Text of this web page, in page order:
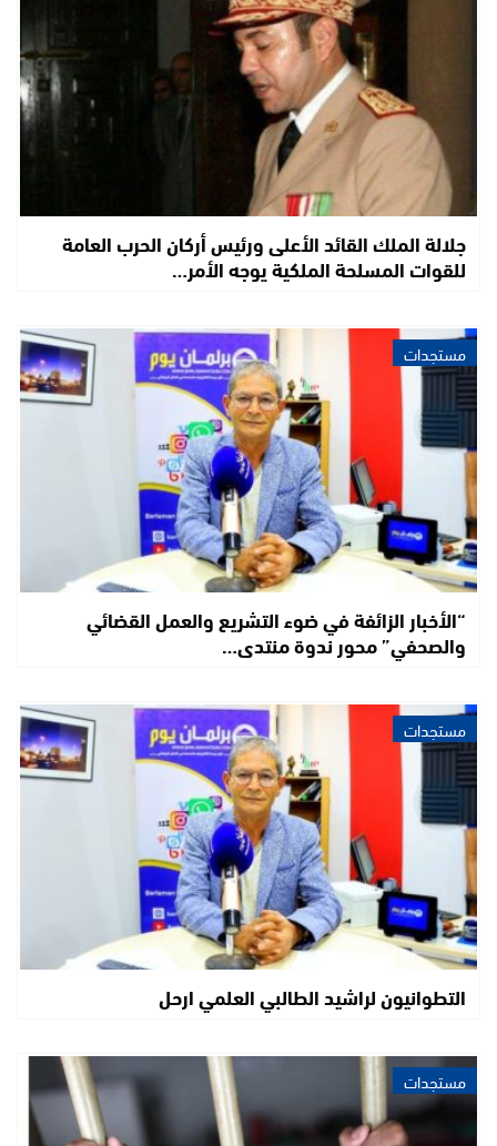
جلالة الملك القائد الأعلى ورئيس أركان الحرب العامة
للقوات المسلحة الملكية يوجه الأمر…
مستجدات
“الأخبار الزائفة في ضوء التشريع والعمل القضائي
والصحفي” محور ندوة منتدى…
مستجدات
التطوانيون لراشيد الطالبي العلمي ارحل
مستجدات